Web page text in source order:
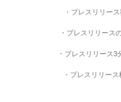
プレスリリー
プレスリリース
プレスリリース3
プレスリリー